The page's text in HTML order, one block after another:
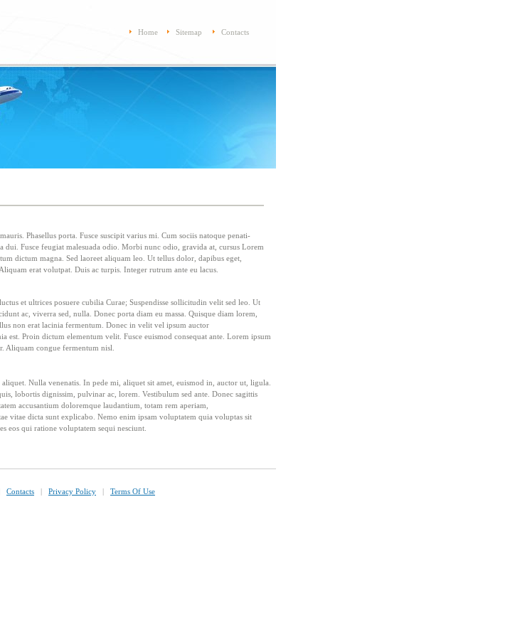
Home Sitemap Contacts
Phasellus porta. Fusce suscipit varius mi. Cum sociis natoque penati-
dui. Fusce feugiat malesuada odio. Morbi nunc odio, gravida at, cursus Lorem
dictum magna. Sed laoreet aliquam leo. Ut tellus dolor, dapibus eget,
erat volutpat. Duis ac turpis. Integer rutrum ante eu lacus.
et ultrices posuere cubilia Curae; Suspendisse sollicitudin velit sed leo. Ut
ac, viverra sed, nulla. Donec porta diam eu massa. Quisque diam lorem,
non erat lacinia fermentum. Donec in velit vel ipsum auctor
Proin dictum elementum velit. Fusce euismod consequat ante. Lorem ipsum
Aliquam congue fermentum nisl.
Nulla venenatis. In pede mi, aliquet sit amet, euismod in, auctor ut, ligula.
lobortis dignissim, pulvinar ac, lorem. Vestibulum sed ante. Donec sagittis
accusantium doloremque laudantium, totam rem aperiam,
vitae dicta sunt explicabo. Nemo enim ipsam voluptatem quia voluptas sit
eos qui ratione voluptatem sequi nesciunt.
Contacts | Privacy Policy | Terms Of Use